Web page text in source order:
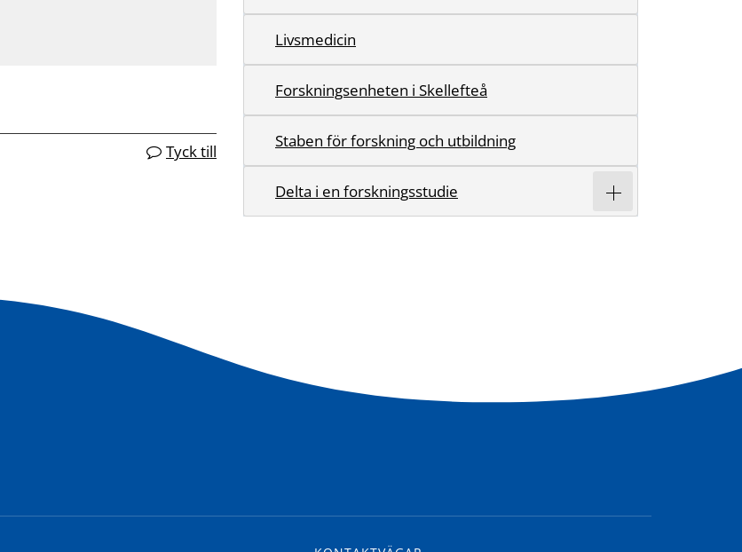
Tyck till
Livsmedicin
Forskningsenheten i Skellefteå
Staben för forskning och utbildning
Delta i en forskningsstudie